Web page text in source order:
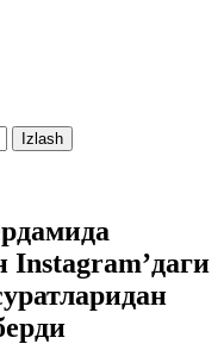
Instagram’даги